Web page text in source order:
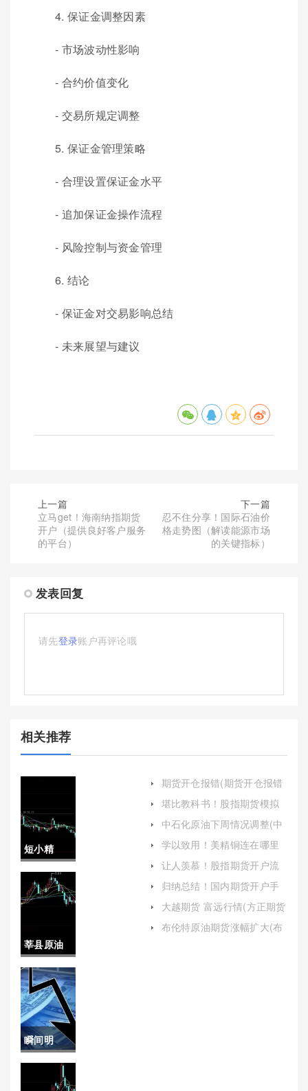
4. 保证金调整因素
- 市场波动性影响
- 合约价值变化
- 交易所规定调整
5. 保证金管理策略
- 合理设置保证金水平
- 追加保证金操作流程
- 风险控制与资金管理
6. 结论
- 保证金对交易影响总结
- 未来展望与建议
上一篇
立马get！海南纳指期货
开户（提供良好客户服务
的平台）
下一篇
忍不住分享！国际石油价
格走势图（解读能源市场
的关键指标）
发表回复
请先登录账户再评论哦
相关推荐
短小精
湛！都城
期货喊单
城期货招
商代理)
莘县原油
(山东莘县
炼油厂)
瞬间明
白！中国
期货开仓报错(期货开仓报错
堪比教科书！股指期货模拟
练
中石化原油下周情况调整(中
学以致用！美精铜连在哪里
的服务体验)
让人羡慕！股指期货开户流
和准备开户所需的步骤）
归纳总结！国内期货开户手
能开户)
大越期货 富远行情(方正期货
布伦特原油期货涨幅扩大(布